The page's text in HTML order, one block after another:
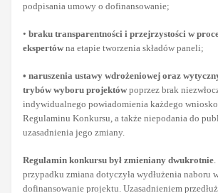
podpisania umowy o dofinansowanie;
• braku transparentności i przejrzystości w
ekspertów na etapie tworzenia składów paneli;
• naruszenia ustawy wdrożeniowej oraz
trybów wyboru projektów poprzez brak
indywidualnego powiadomienia każdego
Regulaminu Konkursu, a także niepodania do
uzasadnienia jego zmiany.
Regulamin konkursu był zmieniany dwukrotnie
przypadku zmiana dotyczyła wydłużenia naboru
dofinansowanie projektu. Uzasadnieniem